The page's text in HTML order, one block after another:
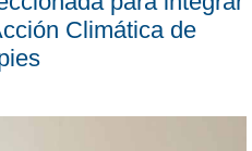
Climática de